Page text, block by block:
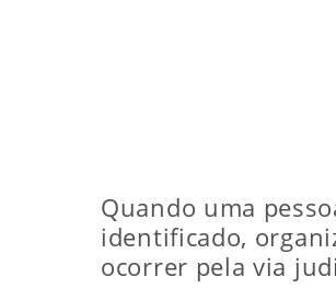
Quando uma
identificado,
ocorrer pela via